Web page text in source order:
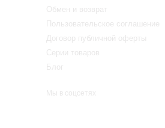
Обмен и возврат
Пользовательское соглашение
Договор публичной оферты
Серии товаров
Блог
Мы в соцсетях